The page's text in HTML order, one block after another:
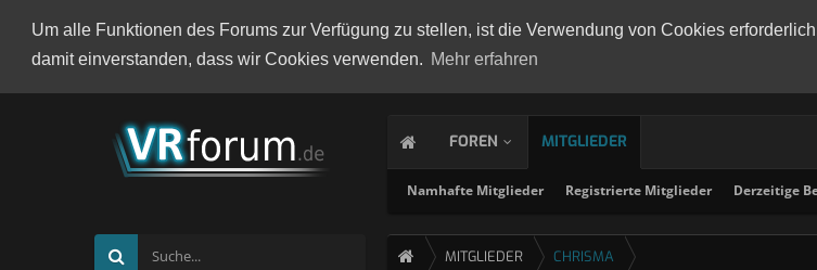
Um alle Funktionen des Forums zur Verfügung zu stellen, ist die Verwendung von Cookies
damit einverstanden, dass wir Cookies verwenden. Mehr erfahren
FOREN MITGLIEDER
Namhafte Mitglieder Registrierte Mitglieder Derzeitige
MITGLIEDER CHRISMA